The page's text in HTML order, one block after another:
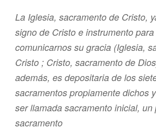
La Iglesia, sacramento de Cristo,
signo de Cristo e instrumento para
comunicarnos su gracia (Iglesia,
Cristo ; Cristo, sacramento de
además, es depositaria de los
sacramentos propiamente dichos
ser llamada sacramento inicial, un
sacramento